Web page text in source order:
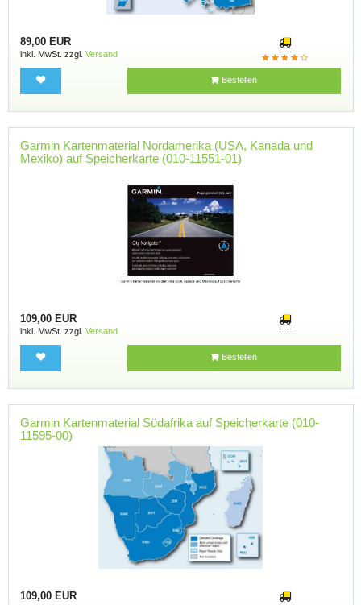
89,00 EUR
inkl. MwSt. zzgl. Versand
Bestellen
Garmin Kartenmaterial Nordamerika (USA, Kanada und
Mexiko) auf Speicherkarte (010-11551-01)
109,00 EUR
inkl. MwSt. zzgl. Versand
Bestellen
Garmin Kartenmaterial Südafrika auf Speicherkarte (010-
11595-00)
109,00 EUR